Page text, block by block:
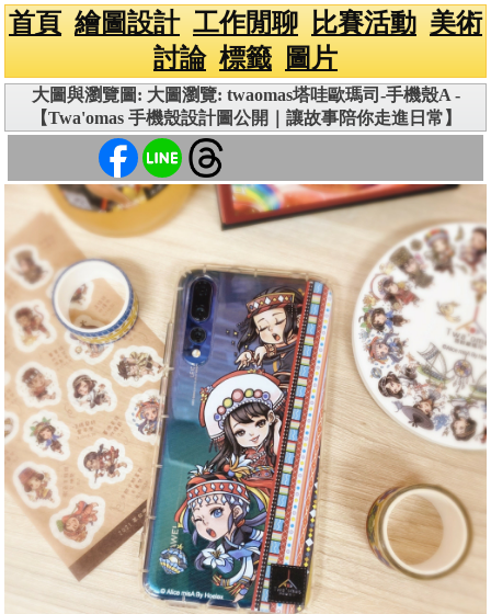
首頁 繪圖設計 工作閒聊 比賽活動 美術
討論 標籤 圖片
大圖與瀏覽圖: 大圖瀏覽: twaomas塔哇歐瑪司-手機殼A -
【Twa'omas 手機殼設計圖公開｜讓故事陪你走進日常】